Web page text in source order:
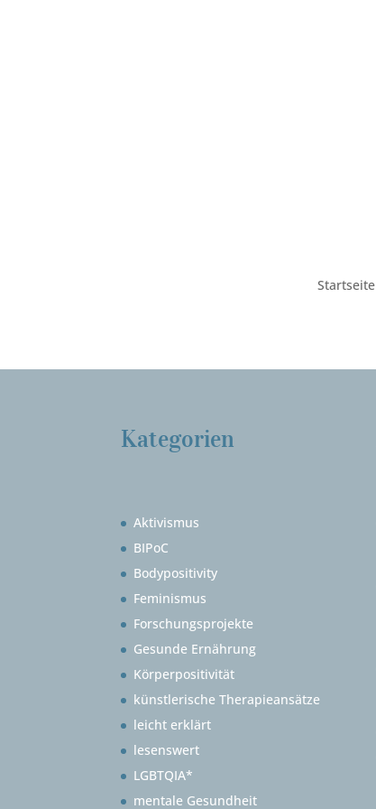
Startseite
Kategorien
Aktivismus
BIPoC
Bodypositivity
Feminismus
Forschungsprojekte
Gesunde Ernährung
Körperpositivität
künstlerische Therapieansätze
leicht erklärt
lesenswert
LGBTQIA*
mentale Gesundheit